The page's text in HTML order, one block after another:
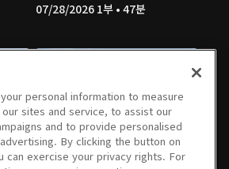
07/28/2026 1부 • 47분
07/23/2026 1부 • 47분
personal information to measure
our sites and service, to assist our
and to provide personalised
By clicking the button on
can exercise your privacy rights. For